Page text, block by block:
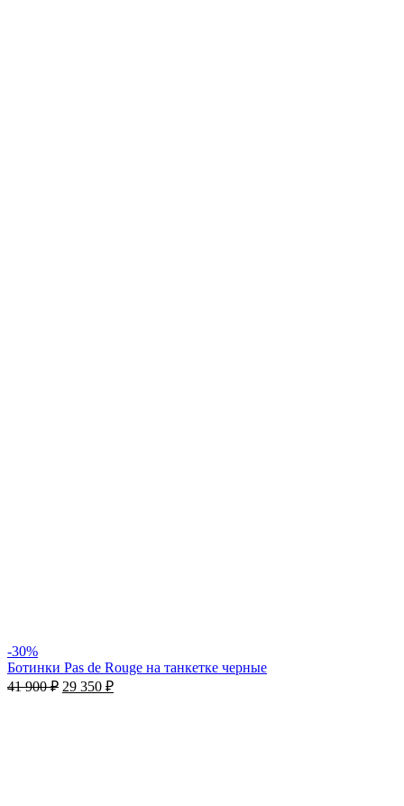
-30%
Ботинки Pas de Rouge на танкетке черные
41 900₽ 29 350 ₽